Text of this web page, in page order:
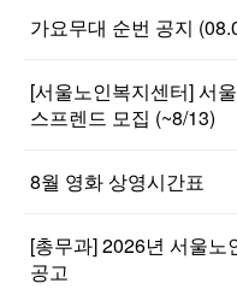
가요무대 순번 공지
[서울노인복지센터] 서
스프렌드 모집 (~8/13)
8월 영화 상영시간표
[총무과] 2026년 서울노
공고